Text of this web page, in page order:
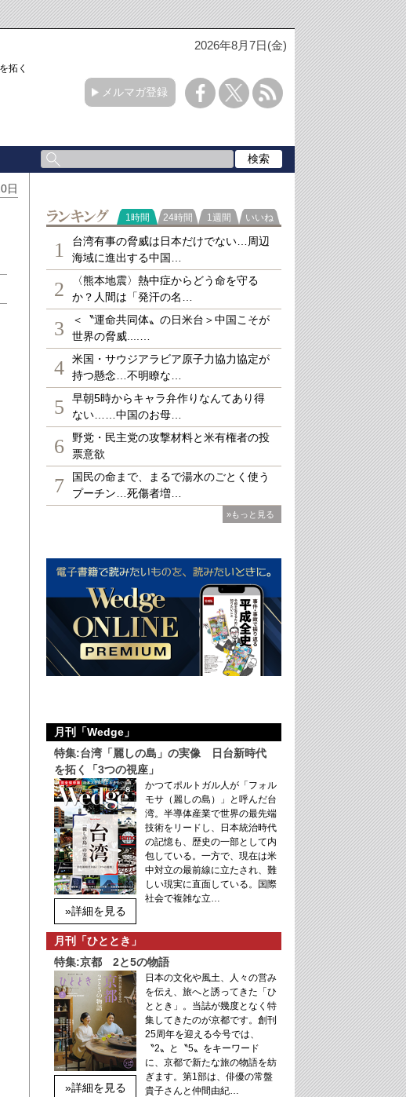
2026年8月7日(金)
拓く「3
メルマガ登録
日
ランキング
1時間 24時間 1週間 いいね
1
台湾有事の脅威は日本だけでない…周辺
海域に進出する中国…
2
〈熊本地震〉熱中症からどう命を守る
か？人間は「発汗の名…
3
＜〝運命共同体〟の日米台＞中国こそが
世界の脅威....…
4
米国・サウジアラビア原子力協力協定が
持つ懸念…不明瞭な…
5
早朝5時からキャラ弁作りなんてあり得
ない……中国のお母…
6
野党・民主党の攻撃材料と米有権者の投
票意欲
7
国民の命まで、まるで湯水のごとく使う
プーチン…死傷者増…
»もっと見る
月刊「Wedge」
特集:台湾「麗しの島」の実像 日台新時代
を拓く「3つの視座」
»詳細を見る
かつてポルトガル人が「フォル
モサ（麗しの島）」と呼んだ台
湾。半導体産業で世界の最先端
技術をリードし、日本統治時代
の記憶も、歴史の一部として内
包している。一方で、現在は米
中対立の最前線に立たされ、難
しい現実に直面している。国際
社会で複雑な立…
月刊「ひととき」
特集:京都 2と5の物語
»詳細を見る
日本の文化や風土、人々の営み
を伝え、旅へと誘ってきた「ひ
ととき」。当誌が幾度となく特
集してきたのが京都です。創刊
25周年を迎える今号では、
〝2〟と〝5〟をキーワード
に、京都で新たな旅の物語を紡
ぎます。第1部は、俳優の常盤
貴子さんと仲間由紀…